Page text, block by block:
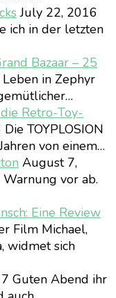
July 22, 2016
ich in der letzten
Bazaar – 25
Leben in Zephyr
Retro-Toy-
Die TOYPLOSION
von einem…
August 7,
vor ab.
Eine Review
Film Michael,
widmet sich
Guten Abend ihr